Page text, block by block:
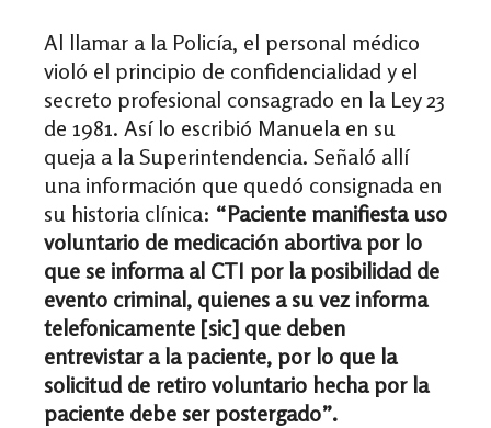
Al llamar a la Policía, el personal médico
violó el principio de confidencialidad y el
secreto profesional consagrado en la Ley 23
de 1981. Así lo escribió Manuela en su
queja a la Superintendencia. Señaló allí
una información que quedó consignada en
su historia clínica: “Paciente manifiesta uso
voluntario de medicación abortiva por lo
que se informa al CTI por la posibilidad de
evento criminal, quienes a su vez informa
telefonicamente [sic] que deben
entrevistar a la paciente, por lo que la
solicitud de retiro voluntario hecha por la
paciente debe ser postergado”.